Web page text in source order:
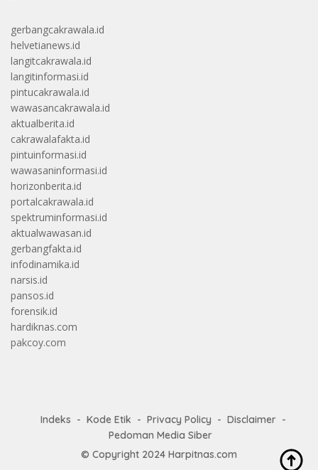
gerbangcakrawala.id
helvetianews.id
langitcakrawala.id
langitinformasi.id
pintucakrawala.id
wawasancakrawala.id
aktualberita.id
cakrawalafakta.id
pintuinformasi.id
wawasaninformasi.id
horizonberita.id
portalcakrawala.id
spektruminformasi.id
aktualwawasan.id
gerbangfakta.id
infodinamika.id
narsis.id
pansos.id
forensik.id
hardiknas.com
pakcoy.com
Indeks Kode Etik Privacy Policy
Disclaimer
Pedoman Media Siber
© Copyright 2024 Harpitnas.com